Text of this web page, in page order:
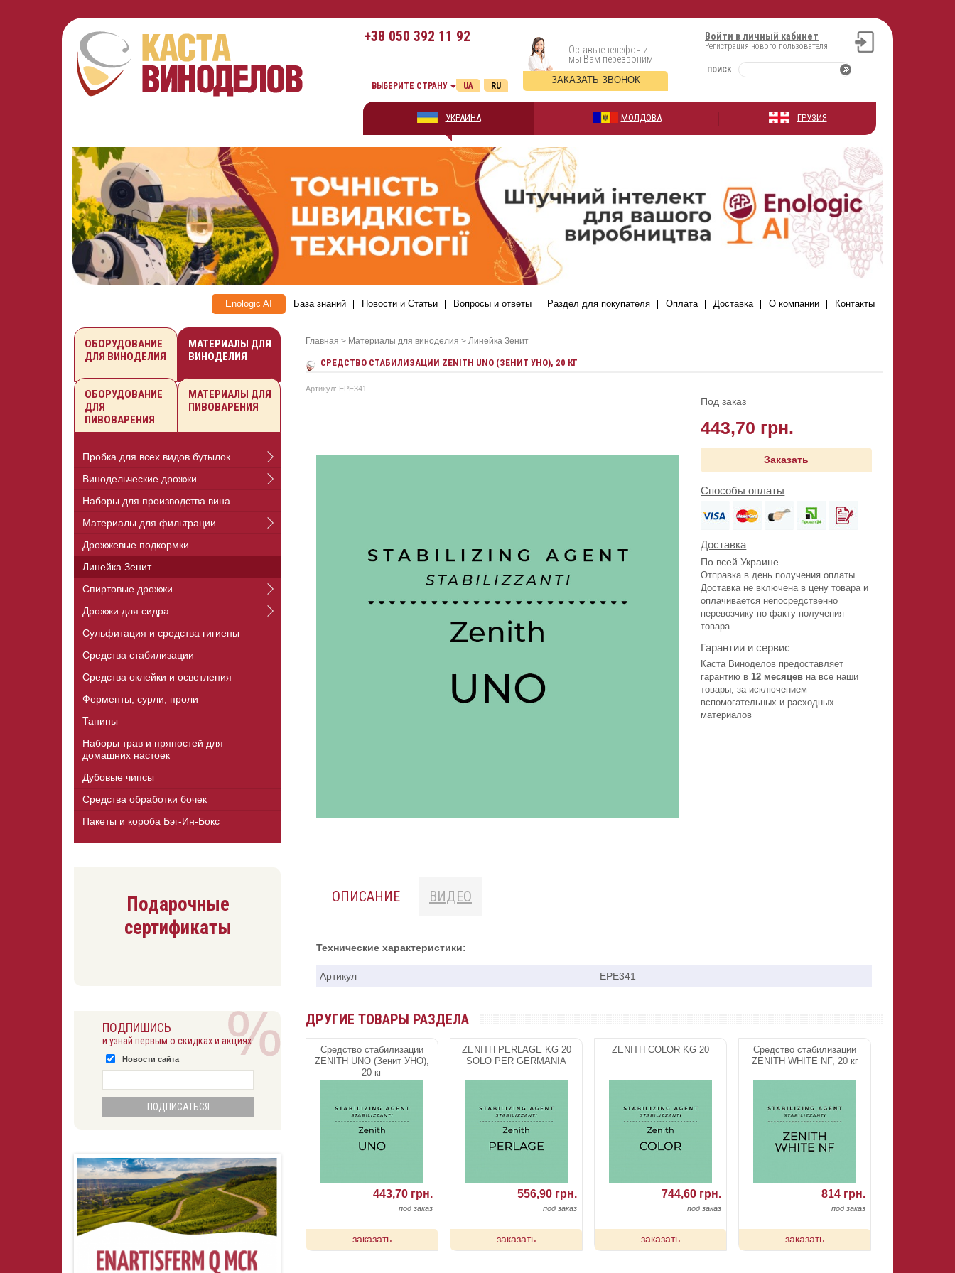
+38 050 392 11 92 Войти в личный кабинет
Регистрация нового пользователя
ПОИСК
Оставьте телефон и
мы Вам перезвоним
ЗАКАЗАТЬ ЗВОНОК
ВЫБЕРИТЕ СТРАНУ RU
UA
УКРАИНА МОЛДОВА ГРУЗИЯ
Enologic AI База знаний Новости и Статьи Вопросы и ответы Раздел для покупателя Оплата Доставка О компании Контакты
Главная > Материалы для виноделия > Линейка Зенит
СРЕДСТВО СТАБИЛИЗАЦИИ ZENITH UNO (ЗЕНИТ УНО), 20 КГ
Артикул: EPE341
Под заказ
443,70 грн.
Заказать
Способы оплаты
Доставка
По всей Украине.
Отправка в день получения оплаты.
Доставка не включена в цену товара и
оплачивается непосредственно
перевозчику по факту получения
товара.
Гарантии и сервис
Каста Виноделов предоставляет
гарантию в12 месяцев на все наши
товары, за исключением
вспомогательных и расходных
материалов
ОПИСАНИЕ ВИДЕО
Технические характеристики:
Артикул EPE341
ДРУГИЕ ТОВАРЫ РАЗДЕЛА
Средство стабилизации
ZENITH UNO (Зенит УНО),
20 кг
443,70 грн.
под заказ
заказать
ZENITH PERLAGE KG 20
SOLO PER GERMANIA
556,90 грн.
под заказ
заказать
ZENITH COLOR KG 20
744,60 грн.
под заказ
заказать
Средство стабилизации
ZENITH WHITE NF, 20 кг
814 грн.
под заказ
заказать
ОБОРУДОВАНИЕ
ДЛЯ ВИНОДЕЛИЯ
МАТЕРИАЛЫ ДЛЯ
ВИНОДЕЛИЯ
ОБОРУДОВАНИЕ
ДЛЯ
ПИВОВАРЕНИЯ
МАТЕРИАЛЫ ДЛЯ
ПИВОВАРЕНИЯ
Пробка для всех видов бутылок
Винодельческие дрожжи
Наборы для производства вина
Материалы для фильтрации
Дрожжевые подкормки
Линейка Зенит
Спиртовые дрожжи
Дрожжи для сидра
Сульфитация и средства гигиены
Средства стабилизации
Средства оклейки и осветления
Ферменты, сурли, проли
Танины
Наборы трав и пряностей для
домашних настоек
Дубовые чипсы
Средства обработки бочек
Пакеты и короба Бэг-Ин-Бокс
Подарочные
сертификаты
ПОДПИШИСЬ
и узнай первым о скидках и акциях
Новости сайта